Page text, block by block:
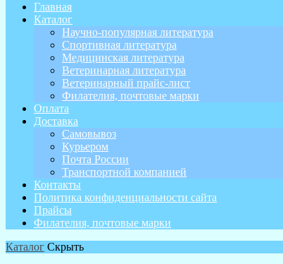
Главная
Каталог
Научно-популярная литература
Спортивная литература
Медицинская литература
Ветеринарная литература
Ветеринарный прайс-лист
Филателия, почтовые марки
Оплата
Доставка
Самовывоз
Курьером
Почта России
Транспортной компанией
Контакты
Политика конфиденциальности сайта
Прайсы
Филателия, почтовые марки
Каталог Скрыть